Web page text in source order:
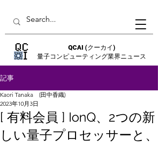
QCAI (クーカイ)
量子コンピューティング業界ニュース
記事
[ 有料会員 ] IonQ、2つの新
しい量子プロセッサーと、
Kaori Tanaka (田中香織)
2023年10月3日